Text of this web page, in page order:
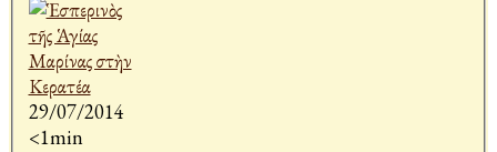
29/07/2014
<1min